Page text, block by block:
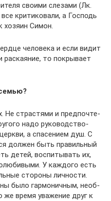
сво­и­ми сле­за­ми (Лк.
кри­ти­ко­ва­ли, а Гос­подь
хозя­ин Симон.
чело­ве­ка и если видит
то покры­ва­ет
Не стра­стя­ми и пред­по­чте­
надо руко­вод­ство­
а спа­се­ни­ем душ. C
дол­жен быть пра­виль­ный
детей, вос­пи­ты­вать их,
У каж­до­го есть
сто­ро­ны лич­но­сти.
было гар­мо­нич­ным, необ­
вре­мя ува­же­ние друг к